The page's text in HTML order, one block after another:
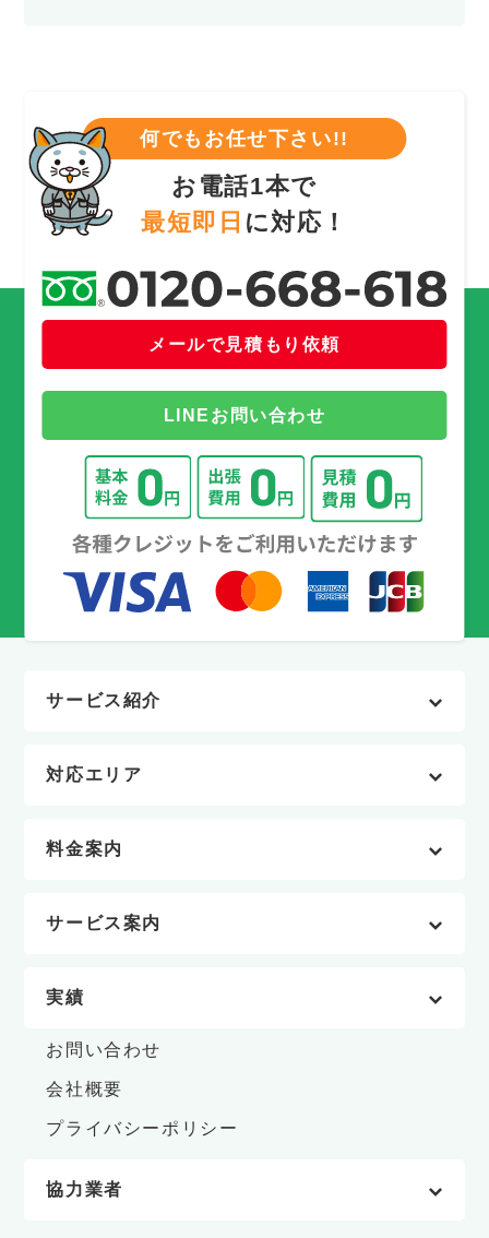
何でもお任せ下さい!!
お電話1本で
最短即日 に対応！
メールで見積もり依頼
LINEお問い合わせ
サービス紹介
対応エリア
料金案内
サービス案内
実績
お問い合わせ
会社概要
プライバシーポリシー
協力業者